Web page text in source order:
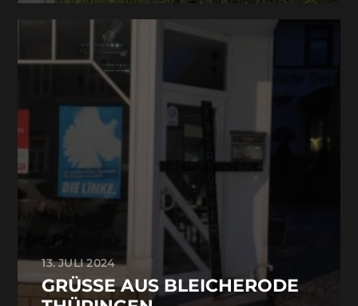
13. JULI 2024
GRÜSSE AUS BLEICHERODE T